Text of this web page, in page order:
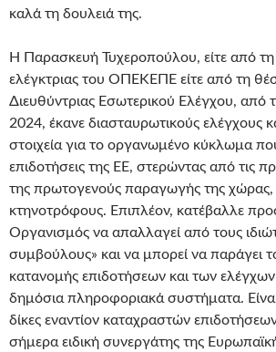
καλά τη δουλειά της.
Η Παρασκευή Τυχεροπούλου, είτε από
ελέγκτριας του ΟΠΕΚΕΠΕ είτε από τη
Διευθύντριας Εσωτερικού Ελέγχου, από
2024, έκανε διασταυρωτικούς ελέγχους
στοιχεία για το οργανωμένο κύκλωμα που
επιδοτήσεις της ΕΕ, στερώντας από τις
της πρωτογενούς παραγωγής της χώρας,
κτηνοτρόφους. Επιπλέον, κατέβαλλε
Οργανισμός να απαλλαγεί από τους
συμβούλους» και να μπορεί να παράγει
κατανομής επιδοτήσεων και των
δημόσια πληροφοριακά συστήματα.
δίκες εναντίον καταχραστών επιδοτήσεων
σήμερα ειδική συνεργάτης της